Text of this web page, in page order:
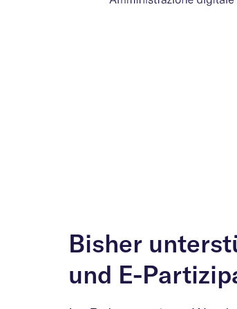
Bisher
und E-